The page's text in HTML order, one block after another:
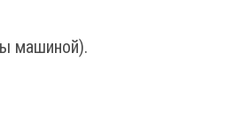
машиной).